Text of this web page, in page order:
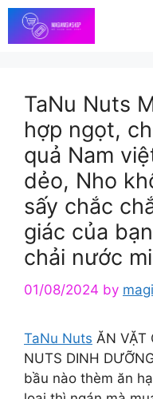
Skip
to
content
TaNu Nuts
hợp ngọt,
quả Nam
dẻo, Nho
sấy chắc
giác của
chải nước
01/08/2024 by
TaNu Nuts ĂN VẶT
NUTS DINH
bầu nào thèm ăn